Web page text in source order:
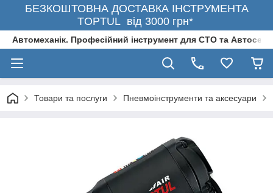
БЕЗКОШТОВНА ДОСТАВКА ІНСТРУМЕНТА
TOPTUL від 3000 грн*
Автомеханік. Професійний інструмент для СТО та
Товари та послуги Пневмоінструменти та аксесуари